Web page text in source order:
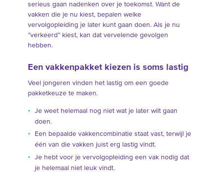
serieus gaan nadenken over je toekomst. Want de
vakken die je nu kiest, bepalen welke
vervolgopleiding je later kunt gaan doen. Als je nu
”verkeerd” kiest, kan dat vervelende gevolgen
hebben.
Een vakkenpakket kiezen is soms lastig
Veel jongeren vinden het lastig om een goede
pakketkeuze te maken.
Je weet helemaal nog niet wat je later wilt gaan
doen.
Een bepaalde vakkencombinatie staat vast, terwijl je
één van die vakken juist erg lastig vindt.
Je hebt voor je vervolgopleiding een vak nodig dat
je helemaal niet leuk vindt.